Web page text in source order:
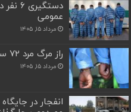
عمومی
مرداد ۱۵, ۱۴۰۵
راز مرگ مرد ۷۲ ساله در تهرانپارس فاش شد
مرداد ۱۵, ۱۴۰۵